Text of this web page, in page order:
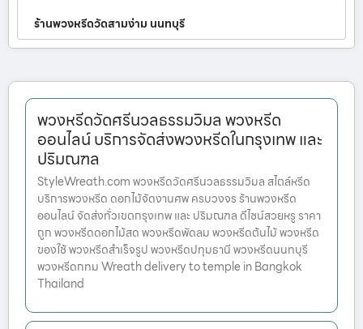
ร้านพวงหรีดวัดสามง่าม นนทบุรี
พวงหรีดวัดศรีนวลธรรมวิมล พวงหรีด
ออนไลน์ บริการจัดส่งพวงหรีดในกรุงเทพ และ
ปริมณฑล
StyleWreath.com พวงหรีดวัดศรีนวลธรรมวิมล สไตล์หรีด
บริการพวงหรีด ดอกไม้จัดงานศพ ครบวงจร ร้านพวงหรีด
ออนไลน์ จัดส่งทั่วเขตกรุงเทพ และ ปริมณฑล ดีไซน์สวยหรู ราคา
ถูก พวงหรีดดอกไม้สด พวงหรีดพัดลม พวงหรีดต้นไม้ พวงหรีด
ของใช้ พวงหรีดสำเร็จรูป พวงหรีดปทุมธานี พวงหรีดนนทบุรี
พวงหรีดกทม Wreath delivery to temple in Bangkok
Thailand